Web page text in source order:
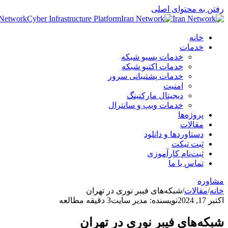
رفتن به محتوای اصلی
Cyber Infrastructure Platform
خانه
خدمات
خدمات پسیو شبکه
خدمات اکتیو شبکه
خدمات پشتیبانی سرور
امنیت
دیجیتال مارکتینگ
خدمات ویپ و سانترال
پروژه‌ها
مقالات
دستاوردها و دانلود
ثبت تیکت
ثبت‌نام کارآموزی
تماس با ما
مشاوره
خانه/مقالات/شبکه‌های فیبر نوری در تهران
اکتبر 17, 2024
نویسنده: مدیر سایت3 دقیقه مطالعه
شبکه‌های فیبر نوری در تهران